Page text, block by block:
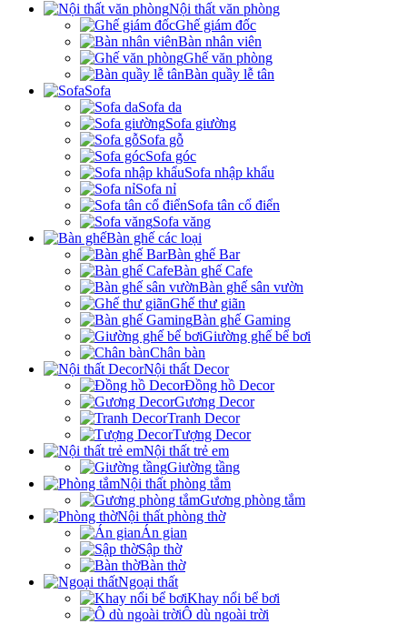
Nội thất văn phòng
Ghế giám đốc
Bàn nhân viên
Ghế văn phòng
Bàn quầy lễ tân
Sofa
Sofa da
Sofa giường
Sofa gỗ
Sofa góc
Sofa nhập khẩu
Sofa nỉ
Sofa tân cổ điển
Sofa văng
Bàn ghế các loại
Bàn ghế Bar
Bàn ghế Cafe
Bàn ghế sân vườn
Ghế thư giãn
Bàn ghế Gaming
Giường ghế bể bơi
Chân bàn
Nội thất Decor
Đồng hồ Decor
Gương Decor
Tranh Decor
Tượng Decor
Nội thất trẻ em
Giường tầng
Nội thất phòng tắm
Gương phòng tắm
Nội thất phòng thờ
Án gian
Sập thờ
Bàn thờ
Ngoại thất
Khay nổi bể bơi
Ô dù ngoài trời